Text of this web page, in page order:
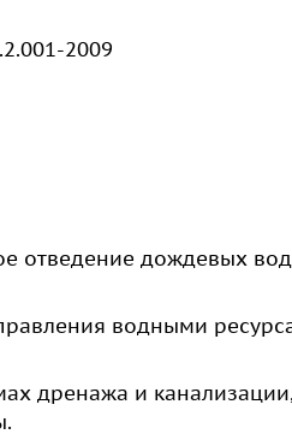
2009
отведение дождевых
водными
дренажа и